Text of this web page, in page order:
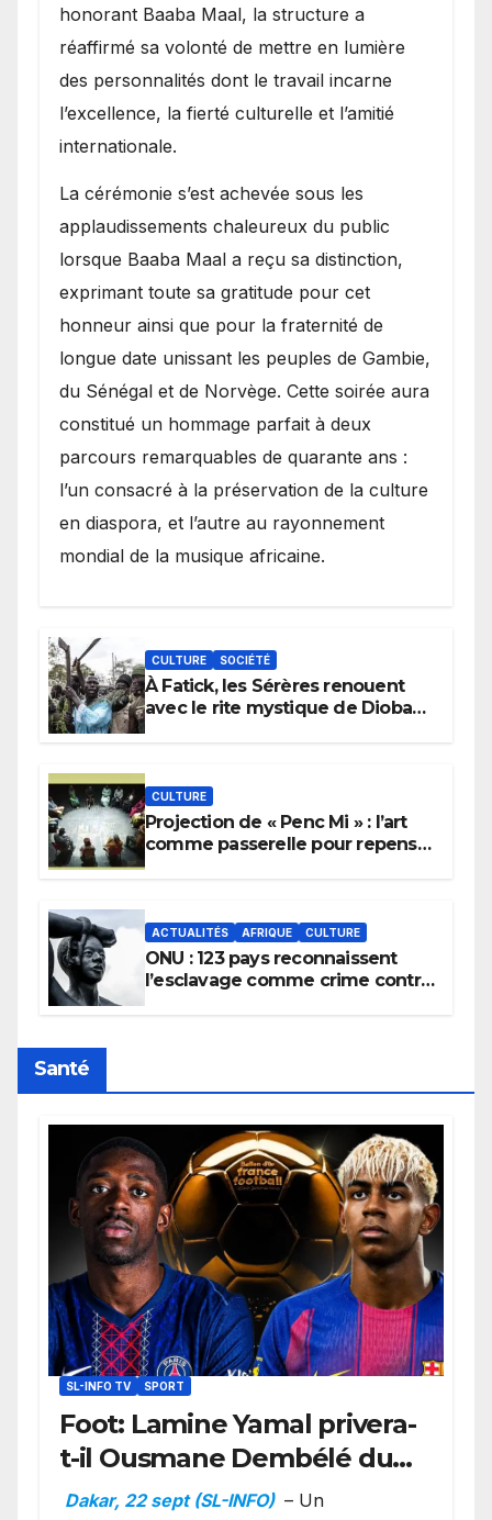
honorant Baaba Maal, la structure a
réaffirmé sa volonté de mettre en lumière
des personnalités dont le travail incarne
l’excellence, la fierté culturelle et l’amitié
internationale.
​La cérémonie s’est achevée sous les
applaudissements chaleureux du public
lorsque Baaba Maal a reçu sa distinction,
exprimant toute sa gratitude pour cet
honneur ainsi que pour la fraternité de
longue date unissant les peuples de Gambie,
du Sénégal et de Norvège. Cette soirée aura
constitué un hommage parfait à deux
parcours remarquables de quarante ans :
l’un consacré à la préservation de la culture
en diaspora, et l’autre au rayonnement
mondial de la musique africaine.
CULTURE SOCIÉTÉ
À Fatick, les Sérères renouent
avec le rite mystique de Diobaye
CULTURE
Projection de « Penc Mi » : l’art
comme passerelle pour repenser
ACTUALITÉS AFRIQUE CULTURE
ONU : 123 pays reconnaissent
l’esclavage comme crime contre
Santé
SL-INFO TV SPORT
Foot: Lamine Yamal privera-
t-il Ousmane Dembélé du
Ballon d’or ?
Dakar, 22 sept (SL-INFO) – Un